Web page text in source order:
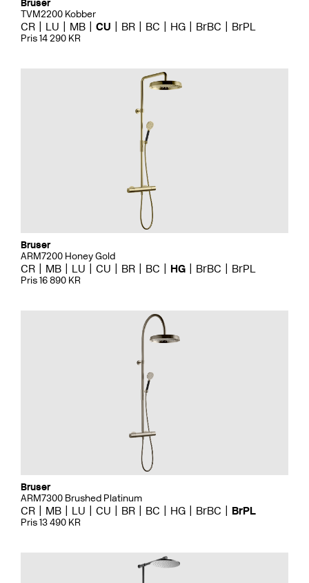
Bruser
TVM2200 Kobber
CR LU MB CU BR BC HG BrBC BrPL
Pris 14 290 KR
Bruser
ARM7200 Honey Gold
CR MB LU CU BR BC HG BrBC BrPL
Pris 16 890 KR
Bruser
ARM7300 Brushed Platinum
CR MB LU CU BR BC HG BrBC BrPL
Pris 13 490 KR